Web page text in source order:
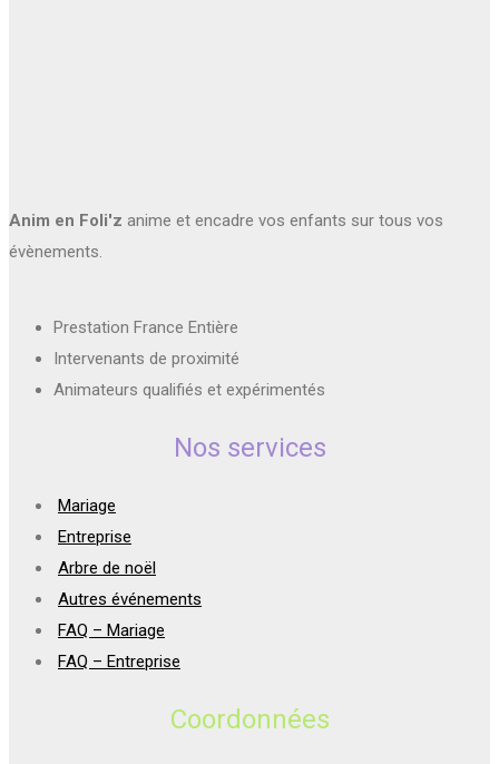
Anim en Foli'z anime et encadre vos enfants sur tous vos
évènements.
Prestation France Entière
Intervenants de proximité
Animateurs qualifiés et expérimentés
Nos services
Mariage
Entreprise
Arbre de noël
Autres événements
FAQ – Mariage
FAQ – Entreprise
Coordonnées